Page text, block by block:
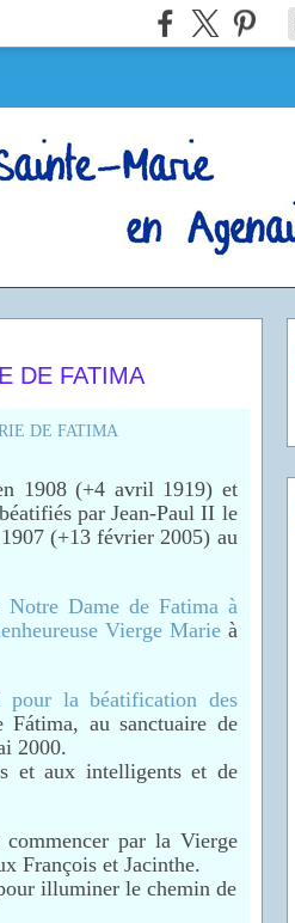
DE FATIMA
1908 (+4 avril 1919) et
par Jean-Paul II le
(+13 février 2005) au
Notre Dame de Fatima à
Vierge Marieà
pour la béatification des
Fátima, au sanctuaire de
2000.
et aux intelligents et de
par la Vierge
François et Jacinthe.
illuminer le chemin de